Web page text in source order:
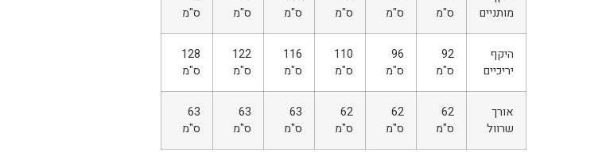
מותניים
ס"מ
ס"מ
ס"מ
ס"מ
ס"מ
ס"מ
היקף
יריכיים
92
ס"מ
96
ס"מ
110
ס"מ
116
ס"מ
122
ס"מ
128
ס"מ
אורך
שרוול
62
ס"מ
62
ס"מ
62
ס"מ
63
ס"מ
63
ס"מ
63
ס"מ